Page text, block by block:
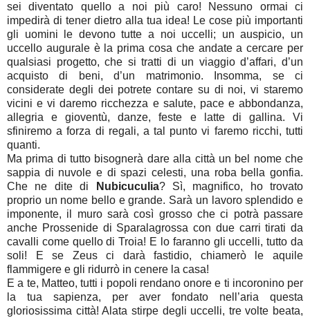
sei diventato quello a noi più caro! Nessuno ormai ci
impedirà di tener dietro alla tua idea! Le cose più importanti
gli uomini le devono tutte a noi uccelli; un auspicio, un
uccello augurale è la prima cosa che andate a cercare per
qualsiasi progetto, che si tratti di un viaggio d’affari, d’un
acquisto di beni, d’un matrimonio. Insomma, se ci
considerate degli dei potrete contare su di noi, vi staremo
vicini e vi daremo ricchezza e salute, pace e abbondanza,
allegria e gioventù, danze, feste e latte di gallina. Vi
sfiniremo a forza di regali, a tal punto vi faremo ricchi, tutti
quanti.
Ma prima di tutto bisognerà dare alla città un bel nome che
sappia di nuvole e di spazi celesti, una roba bella gonfia.
Che ne dite di
Nubicuculia? Sì, magnifico, ho trovato
proprio un nome bello e grande. Sarà un lavoro splendido e
imponente, il muro sarà così grosso che ci potrà passare
anche Prossenide di Sparalagrossa con due carri tirati da
cavalli come quello di Troia! E lo faranno gli uccelli, tutto da
soli! E se Zeus ci darà fastidio, chiamerò le aquile
flammigere e gli ridurrò in cenere la casa!
E a te, Matteo, tutti i popoli rendano onore e ti incoronino per
la tua sapienza, per aver fondato nell’aria questa
gloriosissima città! Alata stirpe degli uccelli, tre volte beata,